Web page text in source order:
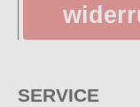
SERVICE